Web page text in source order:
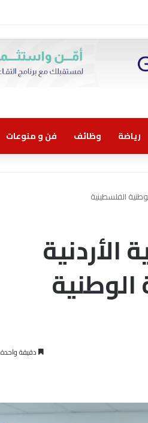
رياضة وظائف فن و منوعات
الفلسطينية
الوطنية
دقيقة واحدة